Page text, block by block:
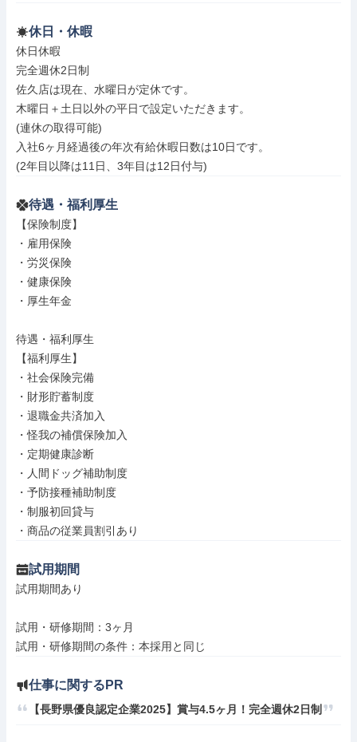
休日・休暇
休日休暇
完全週休2日制
佐久店は現在、水曜日が定休です。
木曜日＋土日以外の平日で設定いただきます。
(連休の取得可能)
入社6ヶ月経過後の年次有給休暇日数は10日です。
(2年目以降は11日、3年目は12日付与)
待遇・福利厚生
【保険制度】
・雇用保険
・労災保険
・健康保険
・厚生年金
待遇・福利厚生
【福利厚生】
・社会保険完備
・財形貯蓄制度
・退職金共済加入
・怪我の補償保険加入
・定期健康診断
・人間ドッグ補助制度
・予防接種補助制度
・制服初回貸与
・商品の従業員割引あり
試用期間
試用期間あり
試用・研修期間：3ヶ月
仕事に関するPR
【長野県優良認定企業2025】賞与4.5ヶ月！完全週休2日制